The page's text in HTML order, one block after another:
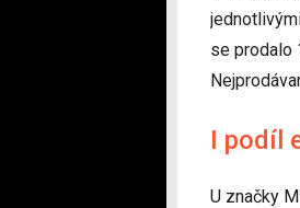
se prodalo
I podíl
U značky